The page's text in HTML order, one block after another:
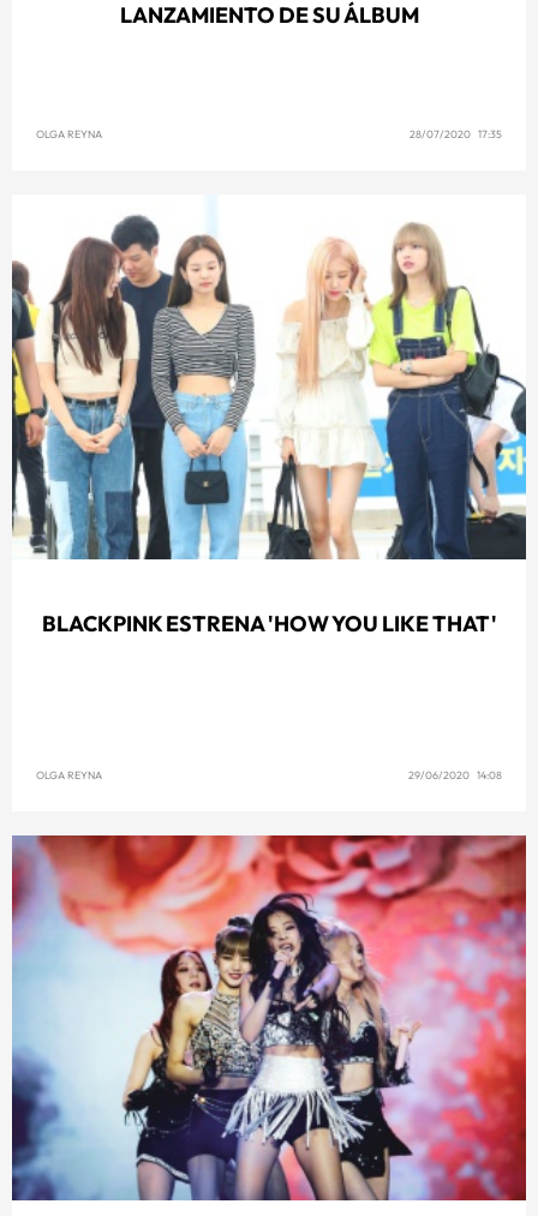
LANZAMIENTO DE SU ÁLBUM
OLGA REYNA 28/07/2020 17:35
BLACKPINK ESTRENA 'HOW YOU LIKE THAT'
OLGA REYNA 29/06/2020 14:08